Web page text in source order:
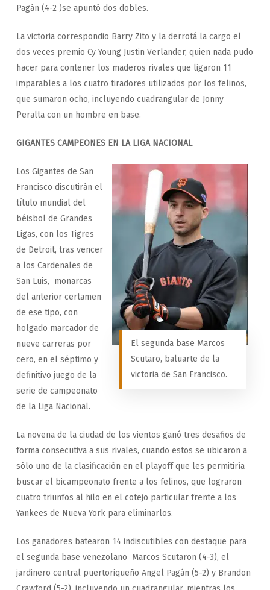
Pagán (4-2 )se apuntó dos dobles.
La victoria correspondio Barry Zito y la derrotá la cargo el
dos veces premio Cy Young Justin Verlander, quien nada pudo
hacer para contener los maderos rivales que ligaron 11
imparables a los cuatro tiradores utilizados por los felinos,
que sumaron ocho, incluyendo cuadrangular de Jonny
Peralta con un hombre en base.
GIGANTES CAMPEONES EN LA LIGA NACIONAL
El segunda base Marcos
Scutaro, baluarte de la
victoria de San Francisco.
Los Gigantes de San
Francisco discutirán el
título mundial del
béisbol de Grandes
Ligas, con los Tigres
de Detroit, tras vencer
a los Cardenales de
San Luis, monarcas
del anterior certamen
de ese tipo, con
holgado marcador de
nueve carreras por
cero, en el séptimo y
definitivo juego de la
serie de campeonato
de la Liga Nacional.
La novena de la ciudad de los vientos ganó tres desafios de
forma consecutiva a sus rivales, cuando estos se ubicaron a
sólo uno de la clasificación en el playoff que les permitiría
buscar el bicampeonato frente a los felinos, que lograron
cuatro triunfos al hilo en el cotejo particular frente a los
Yankees de Nueva York para eliminarlos.
Los ganadores batearon 14 indiscutibles con destaque para
el segunda base venezolano Marcos Scutaron (4-3), el
jardinero central puertoriqueño Angel Pagán (5-2) y Brandon